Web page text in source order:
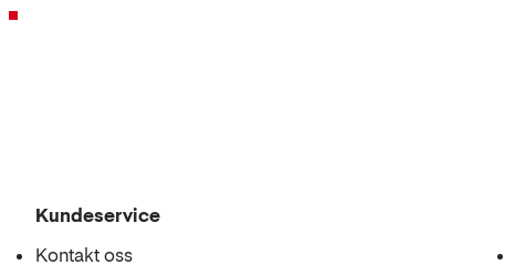
Kundeservice
Kontakt oss